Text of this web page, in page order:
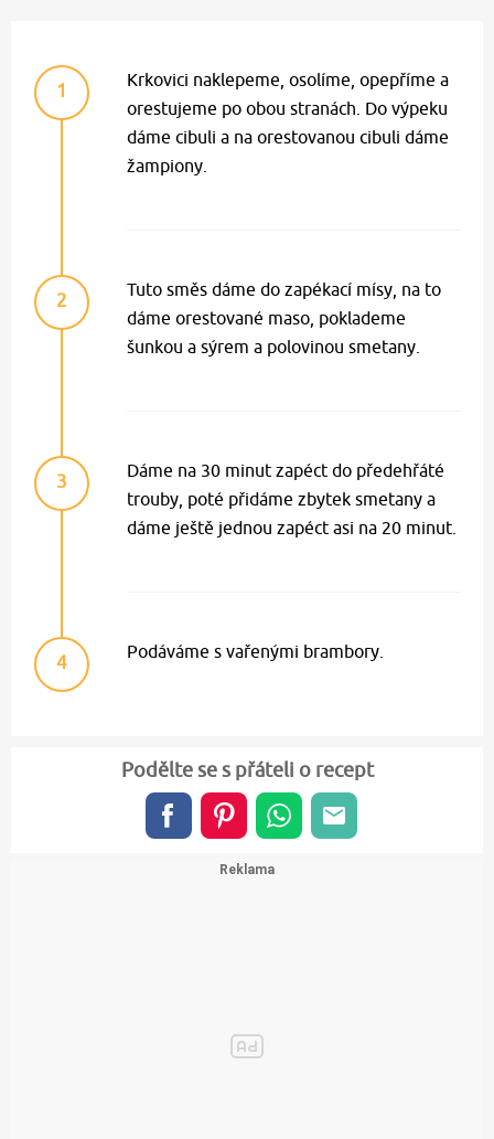
1
Krkovici naklepeme, osolíme, opepříme a
orestujeme po obou stranách. Do výpeku
dáme cibuli a na orestovanou cibuli dáme
žampiony.
2
Tuto směs dáme do zapékací mísy, na to
dáme orestované maso, poklademe
šunkou a sýrem a polovinou smetany.
3
Dáme na 30 minut zapéct do předehřáté
trouby, poté přidáme zbytek smetany a
dáme ještě jednou zapéct asi na 20 minut.
4 Podáváme s vařenými brambory.
Podělte se s přáteli o recept